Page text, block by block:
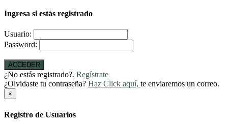
Ingresa si estás registrado
Usuario:
Password:
ACCEDER
¿No estás registrado?. Regístrate
¿Olvidaste tu contraseña? Haz Click aquí, te enviaremos un correo.
×
Registro de Usuarios